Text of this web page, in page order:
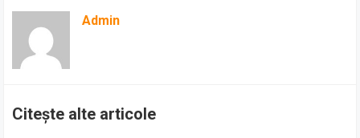
Admin
Citește alte articole